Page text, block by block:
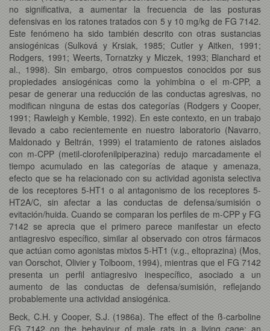
no significativa, a aumentar la frecuencia de las posturas
defensivas en los ratones tratados con 5 y 10 mg/kg de FG 7142.
Este fenómeno ha sido también descrito con otras sustancias
ansiogénicas (Sulková y Krsiak, 1985; Cutler y Aitken, 1991;
Rodgers, 1991; Weerts, Tornatzky y Miczek, 1993; Blanchard et
al., 1998). Sin embargo, otros compuestos conocidos por sus
propiedades ansiogénicas como la yohimbina o el m-CPP, a
pesar de generar una reducción de las conductas agresivas, no
modifican ninguna de estas dos categorías (Rodgers y Cooper,
1991; Rawleigh y Kemble, 1992). En este contexto, en un trabajo
llevado a cabo recientemente en nuestro laboratorio (Navarro,
Maldonado y Beltrán, 1999) el tratamiento de ratones aislados
con m-CPP (metil-clorofenilpiperazina) redujo marcadamente el
tiempo acumulado en las categorías de ataque y amenaza,
efecto que se ha relacionado con su actividad agonista selectiva
de los receptores 5-HT1 o al antagonismo de los receptores 5-
HT2A/C, sin afectar a las conductas de defensa/sumisión o
evitación/huida. Cuando se comparan los perfiles de m-CPP y FG
7142 se aprecia que el primero parece manifestar un efecto
antiagresivo específico, similar al observado con otros fármacos
que actúan como agonistas mixtos 5-HT1 (v.g., eltoprazina) (Mos,
van Oorschot, Olivier y Tolboom, 1994), mientras que el FG 7142
presenta un perfil antiagresivo inespecífico, asociado a un
aumento de las conductas de defensa/sumisión, reflejando
probablemente una actividad ansiogénica.
Beck, C.H. y Cooper, S.J. (1986a). The effect of the ß-carboline
FG 7142 on the behaviour of male rats in a living cage: an